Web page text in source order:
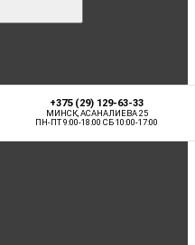
+375 (29) 129-63-33
МИНСК, АСАНАЛИЕВА 25
ПН-ПТ 9:00-18:00 СБ 10:00-17:00